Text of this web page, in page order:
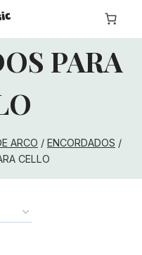
PARA
ARCO / ENCORDADOS /
CELLO